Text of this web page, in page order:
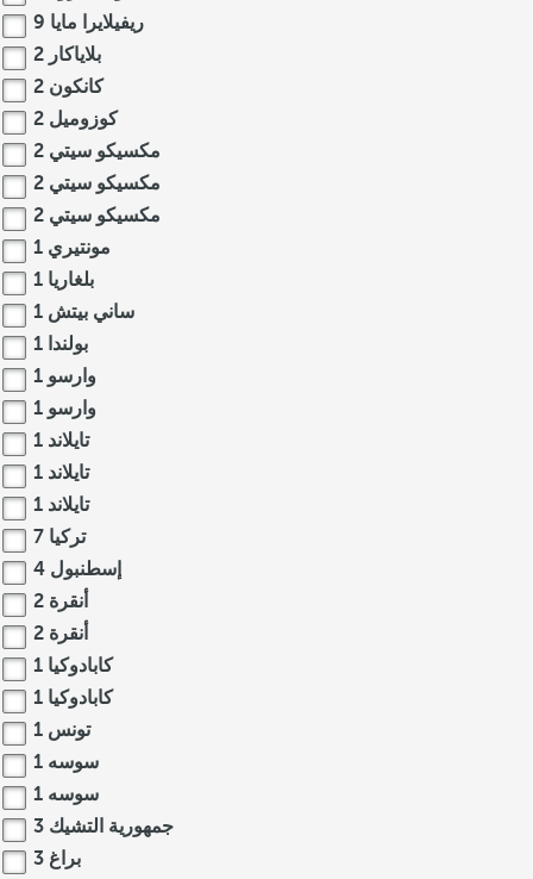
ريفيلايرا مايا 9
بلاياكار 2
كانكون 2
كوزوميل 2
مكسيكو سيتي 2
مكسيكو سيتي 2
مكسيكو سيتي 2
مونتيري 1
بلغاريا 1
ساني بيتش 1
بولندا 1
وارسو 1
وارسو 1
تايلاند 1
تايلاند 1
تايلاند 1
تركيا 7
إسطنبول 4
أنقرة 2
أنقرة 2
كابادوكيا 1
كابادوكيا 1
تونس 1
سوسه 1
سوسه 1
جمهورية التشيك 3
براغ 3